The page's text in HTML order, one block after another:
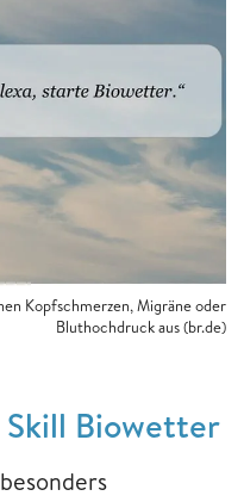
Kopfschmerzen, Migräne oder
Bluthochdruck aus (br.de)
Skill Biowetter